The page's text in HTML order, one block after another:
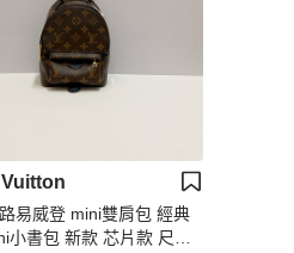
mini雙肩包 經典
書包 新款 芯片款 尺